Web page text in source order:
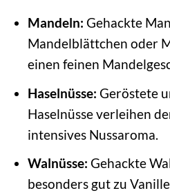
Mandeln: Gehackte
Mandelblättchen oder
einen feinen
Haselnüsse: Geröstete
Haselnüsse verleihen
intensives Nussaroma.
Walnüsse: Gehackte
besonders gut zu